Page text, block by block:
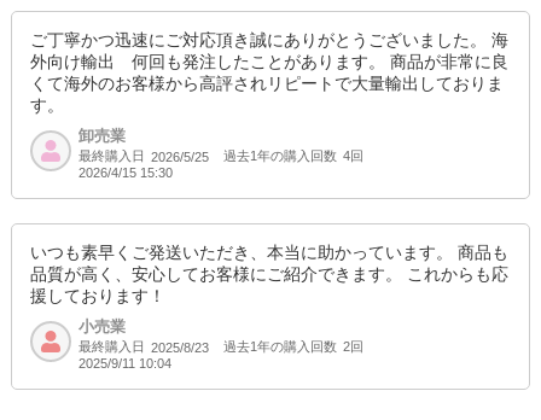
ご丁寧かつ迅速にご対応頂き誠にありがとうございました。 海
外向け輸出 何回も発注したことがあります。 商品が非常に良
くて海外のお客様から高評されリピートで大量輸出しておりま
す。
卸売業
最終購入日 2026/5/25 過去1年の購入回数 4回
2026/4/15 15:30
いつも素早くご発送いただき、本当に助かっています。 商品も
品質が高く、安心してお客様にご紹介できます。 これからも応
援しております！
小売業
最終購入日 2025/8/23 過去1年の購入回数 2回
2025/9/11 10:04